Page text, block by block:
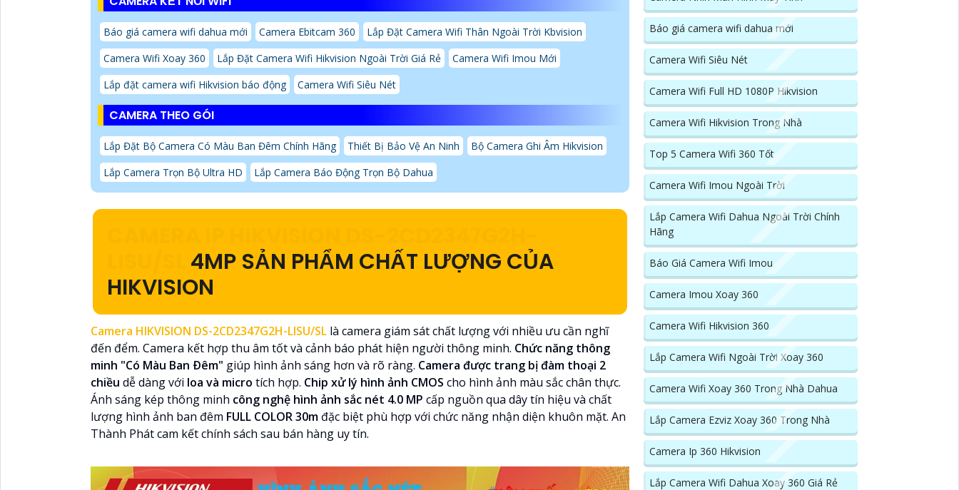
Báo giá camera wifi dahua mới Camera Ebitcam 360
Lắp Đặt Camera Wifi Thân Ngoài Trời Kbvision
Camera Wifi Xoay 360
Lắp Đặt Camera Wifi Hikvision Ngoài Trời Giá Rẻ
Camera Wifi Imou Mới
Lắp đặt camera wifi Hikvision báo động
Camera Wifi Siêu Nét
CAMERA THEO GÓI
Lắp Đặt Bộ Camera Có Màu Ban Đêm Chính Hãng Thiết Bị Bảo Vệ An Ninh
Bộ Camera Ghi Âm Hikvision
Lắp Camera Trọn Bộ Ultra HD
Lắp Camera Báo Động Trọn Bộ Dahua
4MP SẢN PHẨM CHẤT LƯỢNG CỦA
HIKVISION
Camera HIKVISION DS-2CD2347G2H-LISU/SL là camera giám sát chất lượng với nhiều ưu cần nghĩ
đến đểm. Camera kết hợp thu âm tốt và cảnh báo phát hiện người thông minh. Chức năng thông
minh "Có Màu Ban Ðêm" giúp hình ảnh sáng hơn và rõ ràng. Camera được trang bị đàm thoại 2
chiều dễ dàng với loa và micro tích hợp. Chip xử lý hình ảnh CMOS cho hình ảnh màu sắc chân thực.
Ánh sáng kép thông minh công nghệ hình ảnh sắc nét 4.0 MP cấp nguồn qua dây tín hiệu và chất
lượng hình ảnh ban đêm FULL COLOR 30m đặc biệt phù hợp với chức năng nhận diện khuôn mặt. An
Thành Phát cam kết chính sách sau bán hàng uy tín.
Báo giá camera wifi dahua mới
Camera Wifi Siêu Nét
Camera Wifi Full HD 1080P Hikvision
Camera Wifi Hikvision Trong Nhà
Top 5 Camera Wifi 360 Tốt
Camera Wifi Imou Ngoài Trời
Lắp Camera Wifi Dahua Ngoài Trời Chính
Hãng
Báo Giá Camera Wifi Imou
Camera Imou Xoay 360
Camera Wifi Hikvision 360
Lắp Camera Wifi Ngoài Trời Xoay 360
Camera Wifi Xoay 360 Trong Nhà Dahua
Lắp Camera Ezviz Xoay 360 Trong Nhà
Camera Ip 360 Hikvision
Lắp Camera Wifi Dahua Xoay 360 Giá Rẻ